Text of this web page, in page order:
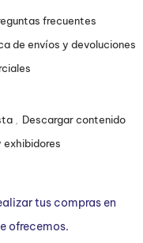
frecuentes
de envíos y devoluciones
Descargar contenido
exhibidores
tus compras en
ofrecemos.